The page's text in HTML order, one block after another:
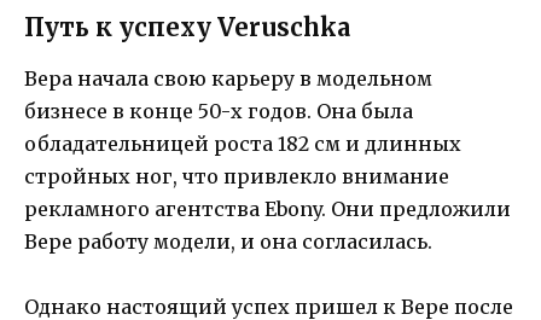
Путь к успеху Veruschka
Вера начала свою карьеру в модельном
бизнесе в конце 50-х годов. Она была
обладательницей роста 182 см и длинных
стройных ног, что привлекло внимание
рекламного агентства Ebony. Они предложили
Вере работу модели, и она согласилась.
Однако настоящий успех пришел к Вере после